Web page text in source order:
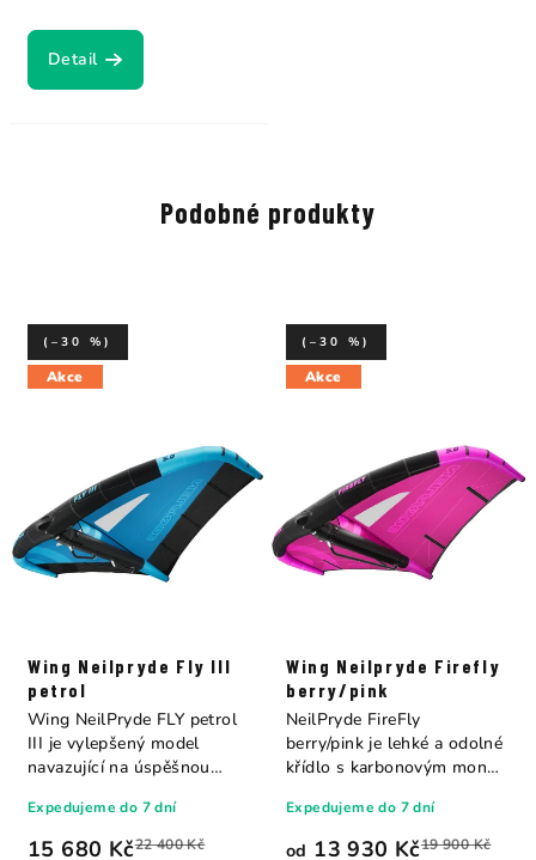
Detail
Podobné produkty
Akce
Wing Neilpryde Fly III
petrol
15 680 Kč22 400 Kč
(–30 %)
Expedujeme do 7 dní
Wing NeilPryde FLY petrol
III je vylepšený model
navazující na úspěšnou
Akce
Wing Neilpryde Firefly
berry/pink
od 13 930 Kč19 900 Kč
(–30 %)
Expedujeme do 7 dní
NeilPryde FireFly
berry/pink je lehké a odolné
křídlo s karbonovým mono